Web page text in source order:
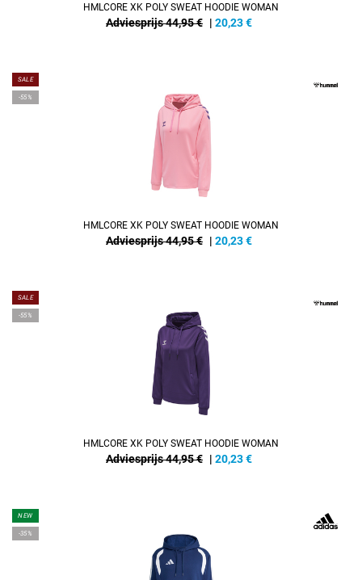
HMLCORE XK POLY SWEAT HOODIE WOMAN
Adviesprijs 44,95 € | 20,23€
SALE
-55%
HMLCORE XK POLY SWEAT HOODIE WOMAN
Adviesprijs 44,95 € | 20,23€
SALE
-55%
HMLCORE XK POLY SWEAT HOODIE WOMAN
Adviesprijs 44,95 € | 20,23€
NEW
-35%